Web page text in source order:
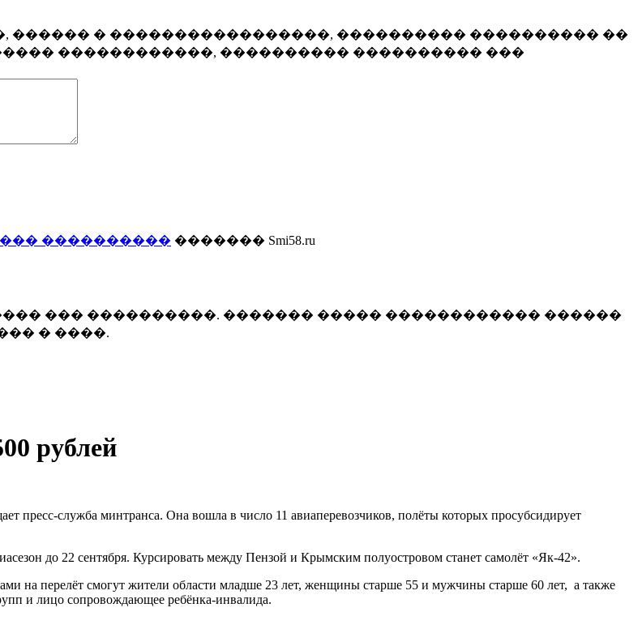
������ � �����������������, ���������� ���������� ��
������������, ���������� ���������� ���
���������� ������� Smi58.ru
��� ����������. ������� ����� ������������ ������
� ����.
рублей
пресс-служба минтранса. Она вошла в число 11 авиаперевозчиков, полёты которых просубсидирует
до 22 сентября. Курсировать между Пензой и Крымским полуостровом станет самолёт «Як-42».
на перелёт смогут жители области младше 23 лет, женщины старше 55 и мужчины старше 60 лет, а также
и лицо сопровождающее ребёнка-инвалида.